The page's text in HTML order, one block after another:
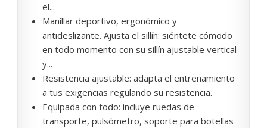
el...
Manillar deportivo, ergonómico y
antideslizante. Ajusta el sillín: siéntete cómodo
en todo momento con su sillín ajustable vertical
y...
Resistencia ajustable: adapta el entrenamiento
a tus exigencias regulando su resistencia.
Equipada con todo: incluye ruedas de
transporte, pulsómetro, soporte para botellas